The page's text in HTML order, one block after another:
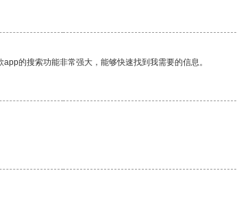
的搜索功能非常强大，能够快速找到我需要的信息。